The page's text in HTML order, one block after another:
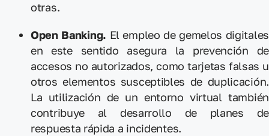
otras.
Open Banking. El empleo de gemelos digitales
en este sentido asegura la prevención de
accesos no autorizados, como tarjetas falsas u
otros elementos susceptibles de duplicación.
La utilización de un entorno virtual también
contribuye al desarrollo de planes de
respuesta rápida a incidentes.